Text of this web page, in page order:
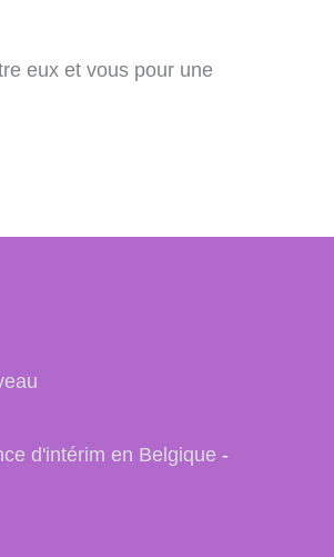
eux et vous pour une
d'intérim en Belgique -